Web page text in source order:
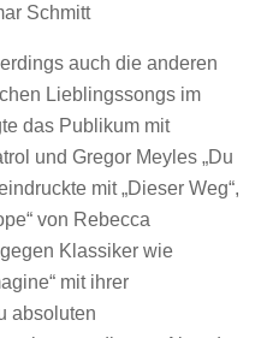
Schmitt
auch die anderen
Lieblingssongs im
das Publikum mit
und Gregor Meyles „Du
mit „Dieser Weg“,
von Rebecca
Klassiker wie
mit ihrer
absoluten